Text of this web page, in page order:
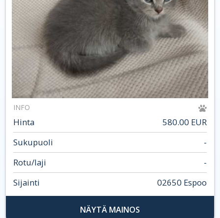
INFO
Hinta
580.00 EUR
Sukupuoli
-
Rotu/laji
-
Sijainti
02650 Espoo
NÄYTÄ MAINOS